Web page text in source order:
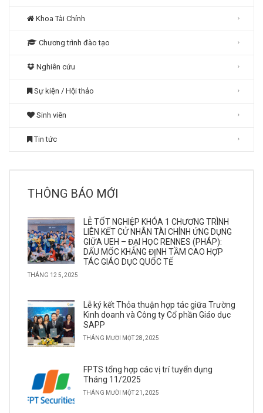
Khoa Tài Chính
Chương trình đào tạo
Nghiên cứu
Sự kiện / Hội thảo
Sinh viên
Tin tức
THÔNG BÁO MỚI
LỄ TỐT NGHIỆP KHÓA 1 CHƯƠNG TRÌNH
LIÊN KẾT CỬ NHÂN TÀI CHÍNH ỨNG DỤNG
GIỮA UEH – ĐẠI HỌC RENNES (PHÁP):
DẤU MỐC KHẲNG ĐỊNH TẦM CAO HỢP
TÁC GIÁO DỤC QUỐC TẾ
THÁNG 12 5, 2025
Lễ ký kết Thỏa thuận hợp tác giữa Trường
Kinh doanh và Công ty Cổ phần Giáo dục
SAPP
THÁNG MƯỜI MỘT 28, 2025
FPTS tổng hợp các vị trí tuyển dụng
Tháng 11/2025
THÁNG MƯỜI MỘT 21, 2025